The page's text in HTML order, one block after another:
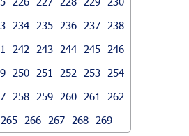
234 235 236 237
238
242 243 244 245
246
250 251 252 253
254
258 259 260 261
262
265 266 267 268 269